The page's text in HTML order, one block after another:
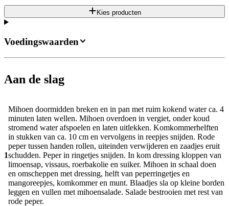
Kies producten
Aan de slag
1
Mihoen doormidden breken en in pan met ruim kokend water ca. 4
minuten laten wellen. Mihoen overdoen in vergiet, onder koud
stromend water afspoelen en laten uitlekken. Komkommerhelften
in stukken van ca. 10 cm en vervolgens in reepjes snijden. Rode
peper tussen handen rollen, uiteinden verwijderen en zaadjes eruit
schudden. Peper in ringetjes snijden. In kom dressing kloppen van
limoensap, vissaus, roerbakolie en suiker. Mihoen in schaal doen
en omscheppen met dressing, helft van peperringetjes en
mangoreepjes, komkommer en munt. Blaadjes sla op kleine borden
leggen en vullen met mihoensalade. Salade bestrooien met rest van
rode peper.
Voedingswaarden